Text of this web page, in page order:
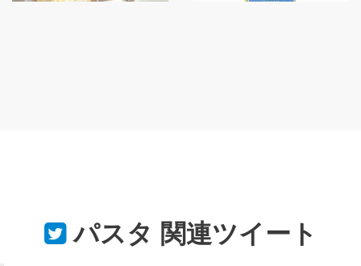
パスタ 関連ツイート